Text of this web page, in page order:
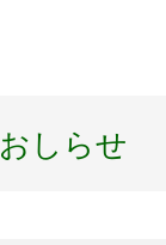
経営理念
おしらせ